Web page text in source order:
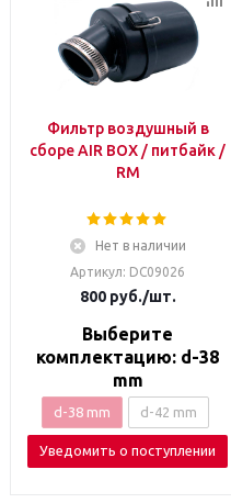
Фильтр воздушный в
сборе AIR BOX / питбайк /
RM
Нет в наличии
Артикул: DC09026
800руб./шт.
Выберите
комплектацию: d-38
mm
d-38 mm d-42 mm
Уведомить о поступлении